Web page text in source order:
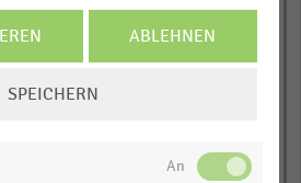
ABLEHNEN
SPEICHERN